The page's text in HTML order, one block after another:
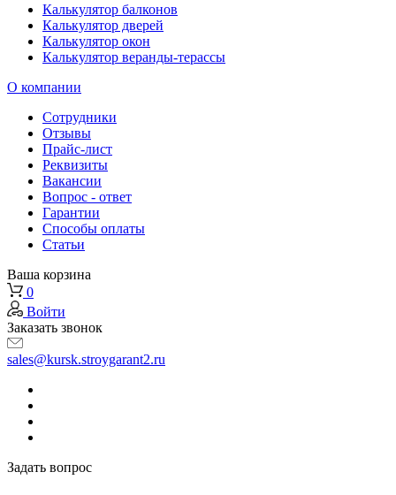
Калькулятор балконов
Калькулятор дверей
Калькулятор окон
Калькулятор веранды-терассы
О компании
Сотрудники
Отзывы
Прайс-лист
Реквизиты
Вакансии
Вопрос - ответ
Гарантии
Способы оплаты
Статьи
Ваша корзина
0
Войти
Заказать звонок
sales@kursk.stroygarant2.ru
Задать вопрос